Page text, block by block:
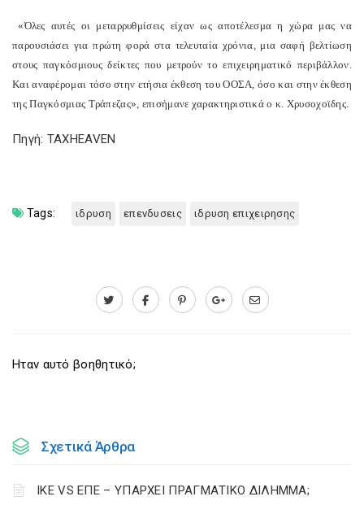
«Όλες αυτές οι μεταρρυθμίσεις είχαν ως αποτέλεσμα η χώρα μας να
παρουσιάσει για πρώτη φορά στα τελευταία χρόνια, μια σαφή βελτίωση
στους παγκόσμιους δείκτες που μετρούν το επιχειρηματικό περιβάλλον.
Και αναφέρομαι τόσο στην ετήσια έκθεση του ΟΟΣΑ, όσο και στην έκθεση
της Παγκόσμιας Τράπεζας», επισήμανε χαρακτηριστικά ο κ. Χρυσοχοϊδης.
Πηγή: TAXHEAVEN
Tags: ιδρυση επενδυσεις ιδρυση επιχειρησης
Ηταν αυτό βοηθητικό;
Σχετικά Άρθρα
ΙΚΕ VS ΕΠΕ – ΥΠΑΡΧΕΙ ΠΡΑΓΜΑΤΙΚΟ ΔΙΛΗΜΜΑ;